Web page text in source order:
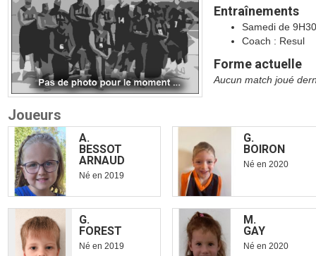
Entraînements
Samedi de
Coach : Resul
Forme actuelle
Aucun match joué
Joueurs
A.
BESSOT
ARNAUD
Né en 2019
G.
BOIRON
Né en 2020
G.
FOREST
Né en 2019
M.
GAY
Né en 2020